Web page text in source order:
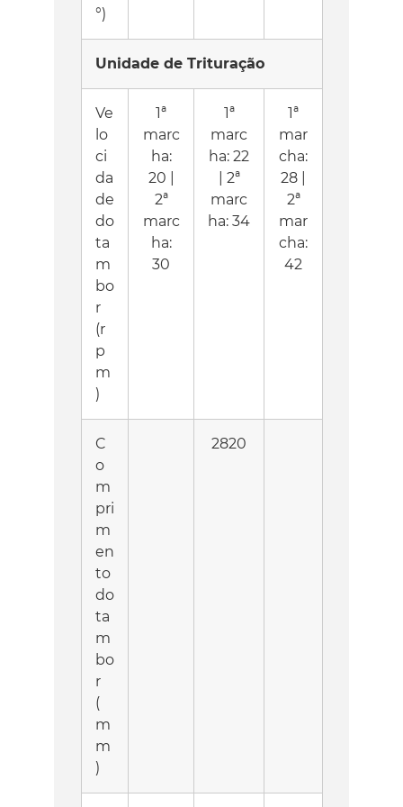
°)
Unidade de Trituração
Ve
lo
ci
da
de
do
ta
m
bo
r
(r
p
m
)
1ª
marc
ha:
20 |
2ª
marc
ha:
30
1ª
marc
ha: 22
| 2ª
marc
ha: 34
1ª
mar
cha:
28 |
2ª
mar
cha:
42
C
o
m
pri
m
en
to
do
ta
m
bo
r
(
m
m
)
2820